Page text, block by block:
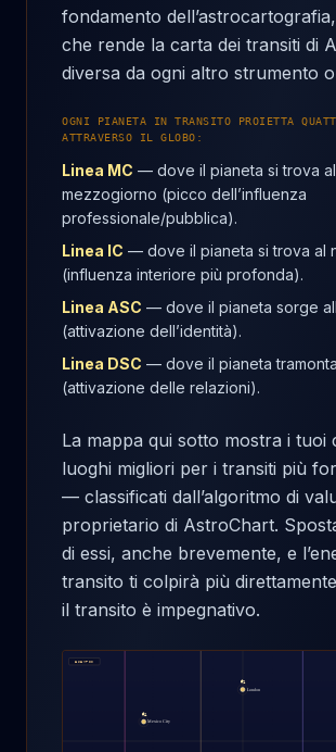
fondamento
che rende la carta dei transiti di
diversa da ogni altro strumento
OGNI PIANETA IN TRANSITO PROIETTA
ATTRAVERSO IL GLOBO:
Linea MC — dove il pianeta si trova
mezzogiorno (picco dell’influenza
professionale/pubblica).
Linea IC — dove il pianeta si trova al
(influenza interiore più profonda).
Linea ASC — dove il pianeta sorge
(attivazione dell’identità).
Linea DSC — dove il pianeta tramonta
(attivazione delle relazioni).
La mappa qui sotto mostra i tuoi
luoghi migliori per i transiti più
— classificati dall’algoritmo di
proprietario di AstroChart.
di essi, anche brevemente, e
transito ti colpirà più
il transito è impegnativo.
ESEMPIO
#1
London
#4
Mexico City